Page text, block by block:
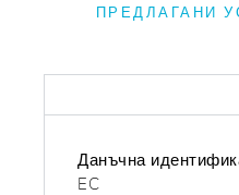
ПРЕДЛАГАНИ
Данъчна
EC